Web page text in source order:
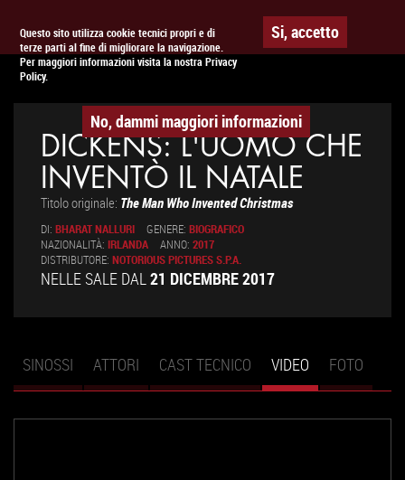
Questo sito utilizza cookie tecnici propri e di
terze parti al fine di migliorare la navigazione.
Per maggiori informazioni visita la nostra Privacy
Policy.
Si, accetto
No, dammi maggiori informazioni
APPUNTAMENTO AL CINEMA
DICKENS: L'UOMO CHE
INVENTÒ IL NATALE
Titolo originale: The Man Who Invented Christmas
DI: BHARAT NALLURI GENERE: BIOGRAFICO
NAZIONALITÀ: IRLANDA ANNO: 2017
DISTRIBUTORE: NOTORIOUS PICTURES S.P.A.
NELLE SALE DAL21 DICEMBRE 2017
Schede primarie
SINOSSI ATTORI CAST TECNICO VIDEO (SCHEDA
ATTIVA)
FOTO